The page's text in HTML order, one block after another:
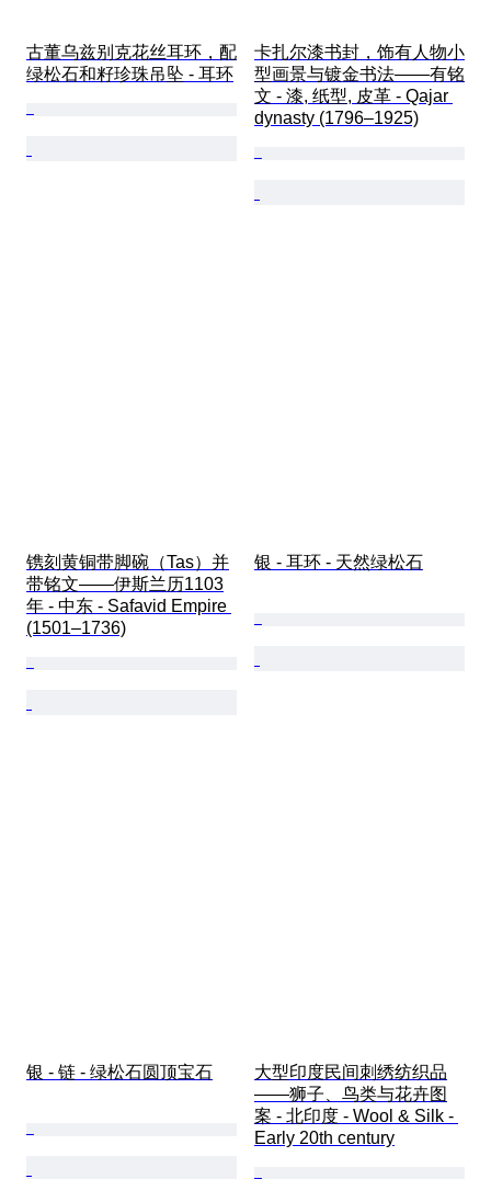
古董乌兹别克花丝耳环，配
绿松石和籽珍珠吊坠 - 耳环
卡扎尔漆书封，饰有人物小
型画景与镀金书法——有铭
文 - 漆, 纸型, 皮革 - Qajar
dynasty (1796–1925)
镌刻黄铜带脚碗（Tas）并
带铭文——伊斯兰历1103
年 - 中东 - Safavid Empire
(1501–1736)
银 - 耳环 - 天然绿松石
银 - 链 - 绿松石圆顶宝石
大型印度民间刺绣纺织品
——狮子、鸟类与花卉图
案 - 北印度 - Wool & Silk -
Early 20th century